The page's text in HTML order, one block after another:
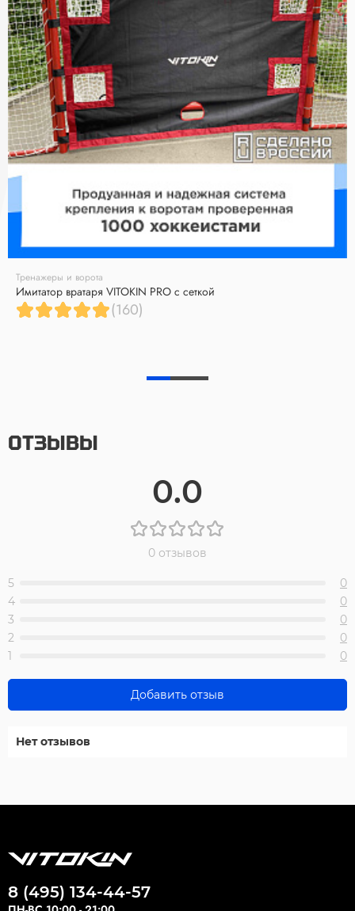
Тренажеры и ворота
Имитатор вратаря VITOKIN PRO с сеткой
(160)
ОТЗЫВЫ
0.0
0 отзывов
5
0
4
0
3
0
2
0
1
0
Добавить отзыв
Нет отзывов
8 (495) 134-44-57